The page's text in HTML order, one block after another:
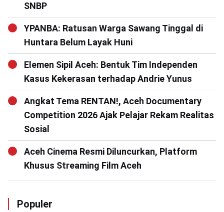
SNBP
YPANBA: Ratusan Warga Sawang Tinggal di
Huntara Belum Layak Huni
Elemen Sipil Aceh: Bentuk Tim Independen
Kasus Kekerasan terhadap Andrie Yunus
Angkat Tema RENTAN!, Aceh Documentary
Competition 2026 Ajak Pelajar Rekam Realitas
Sosial
Aceh Cinema Resmi Diluncurkan, Platform
Khusus Streaming Film Aceh
Populer